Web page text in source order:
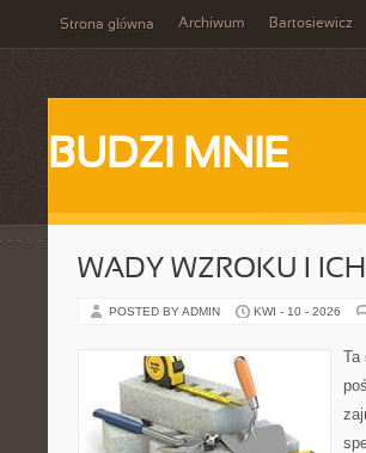
Strona główna Archiwum Bartosiewicz
BUDZI MNIE
WADY WZROKU I
POSTED BY ADMIN KWI - 10 - 2026
Ta